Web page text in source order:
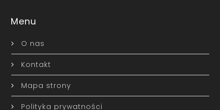
Menu
O nas
Kontakt
Mapa strony
Polityka prywatności